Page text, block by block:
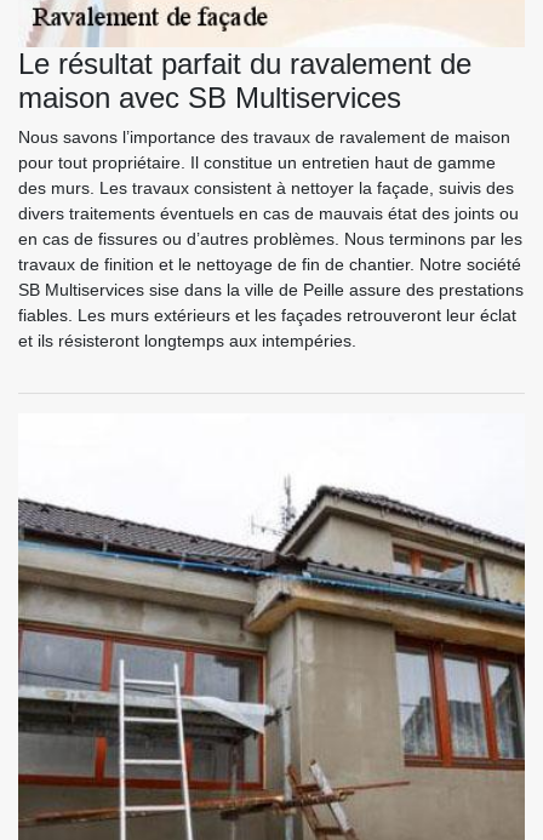
Le résultat parfait du ravalement de
maison avec SB Multiservices
Nous savons l’importance des travaux de ravalement de maison
pour tout propriétaire. Il constitue un entretien haut de gamme
des murs. Les travaux consistent à nettoyer la façade, suivis des
divers traitements éventuels en cas de mauvais état des joints ou
en cas de fissures ou d’autres problèmes. Nous terminons par les
travaux de finition et le nettoyage de fin de chantier. Notre société
SB Multiservices sise dans la ville de Peille assure des prestations
fiables. Les murs extérieurs et les façades retrouveront leur éclat
et ils résisteront longtemps aux intempéries.